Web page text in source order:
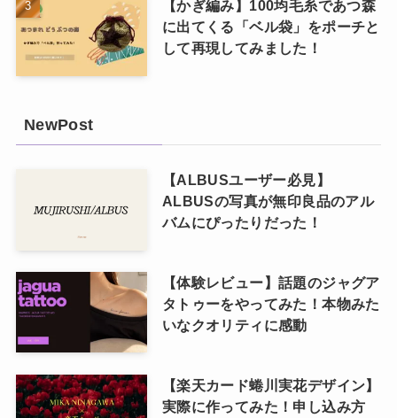
【かぎ編み】100均毛糸であつ森
に出てくる「ベル袋」をポーチと
して再現してみました！
NewPost
【ALBUSユーザー必見】
ALBUSの写真が無印良品のアル
バムにぴったりだった！
【体験レビュー】話題のジャグア
タトゥーをやってみた！本物みた
いなクオリティに感動
【楽天カード蜷川実花デザイン】
実際に作ってみた！申し込み方